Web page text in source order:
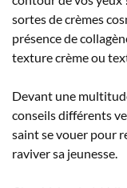
sortes de crèmes
présence de
texture crème ou
Devant une
conseils différents
saint se vouer pour
raviver sa jeunesse.